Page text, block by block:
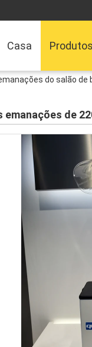
Casa Produtos
do salão de
de